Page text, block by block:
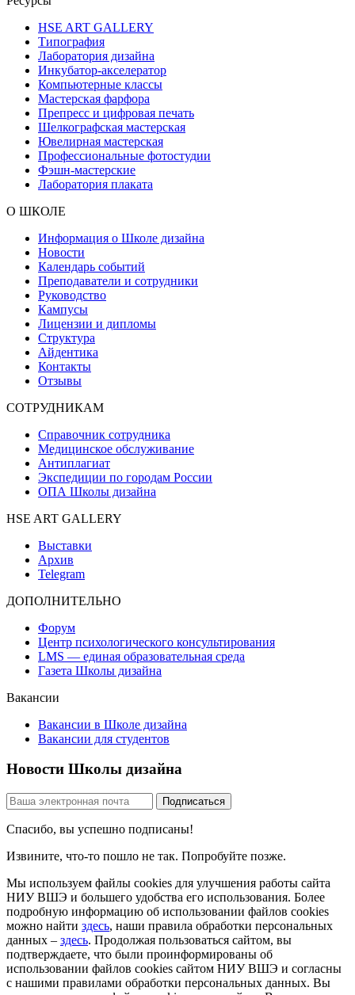
HSE ART GALLERY
Типография
Лаборатория дизайна
Инкубатор-акселератор
Компьютерные классы
Мастерская фарфора
Препресс и цифровая печать
Шелкографская мастерская
Ювелирная мастерская
Профессиональные фотостудии
Фэшн-мастерские
Лаборатория плаката
О ШКОЛЕ
Информация о Школе дизайна
Новости
Календарь событий
Преподаватели и сотрудники
Руководство
Кампусы
Лицензии и дипломы
Структура
Айдентика
Контакты
Отзывы
СОТРУДНИКАМ
Справочник сотрудника
Медицинское обслуживание
Антиплагиат
Экспедиции по городам России
ОПА Школы дизайна
HSE ART GALLERY
Выставки
Архив
Telegram
ДОПОЛНИТЕЛЬНО
Форум
Центр психологического консультирования
LMS — единая образовательная среда
Газета Школы дизайна
Вакансии
Вакансии в Школе дизайна
Вакансии для студентов
Новости Школы дизайна
Спасибо, вы успешно подписаны!
Извините, что-то пошло не так. Попробуйте позже.
Мы используем файлы cookies для улучшения работы сайта
НИУ ВШЭ и большего удобства его использования. Более
подробную информацию об использовании файлов cookies
можно найти здесь, наши правила обработки персональных
данных – здесь. Продолжая пользоваться сайтом, вы
подтверждаете, что были проинформированы об
использовании файлов cookies сайтом НИУ ВШЭ и согласны
с нашими правилами обработки персональных данных. Вы